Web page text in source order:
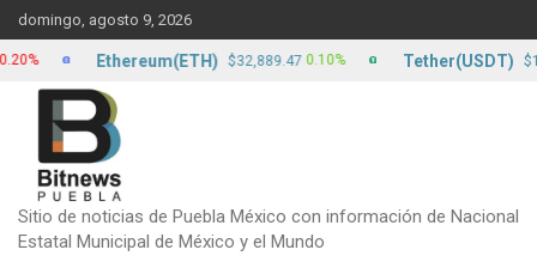
Skip
to
content
domingo, agosto 9, 2026
Sitio de noticias de Puebla México con información de Nacional
Estatal Municipal de México y el Mundo
Ethereum(ETH) $32,889.47 0.10% Tether(USDT) $17.12